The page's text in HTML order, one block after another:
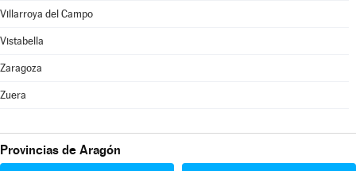
Villarroya del Campo
Vistabella
Zaragoza
Zuera
Provincias de Aragón